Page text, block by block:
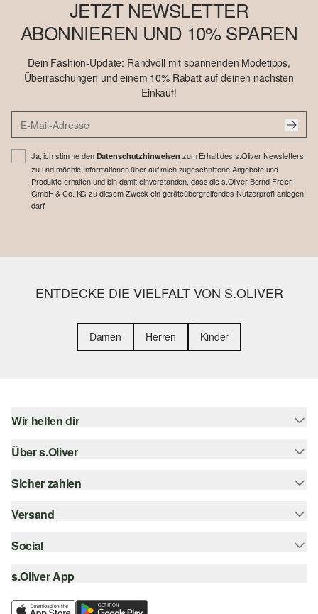
JETZT NEWSLETTER
ABONNIEREN UND 10% SPAREN
Dein Fashion-Update: Randvoll mit spannenden Modetipps,
Überraschungen und einem 10% Rabatt auf deinen nächsten
Einkauf!
Ja, ich stimme den Datenschutzhinweisen zum Erhalt des s.Oliver Newsletters
zu und möchte Informationen über auf mich zugeschnittene Angebote und
Produkte erhalten und bin damit einverstanden, dass die s.Oliver Bernd Freier
GmbH & Co. KG zu diesem Zweck ein geräteübergreifendes Nutzerprofil anlegen
darf.
ENTDECKE DIE VIELFALT VON S.OLIVER
Damen Herren Kinder
Wir helfen dir
Hilfe & FAQ
Größenberatung
Über s.Oliver
Newsletter
s.Oliver Card
Wunschliste
Nachhaltigkeit
Sicher zahlen
Rechnung
Kreditkarte
Versand
Sendungsverfolgung
SwissPost
Social
instagram
facebook
s.Oliver App